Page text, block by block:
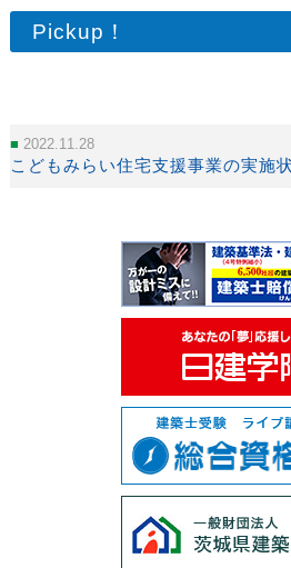
Pickup！
2022.11.28
こどもみらい住宅支援事業の実施